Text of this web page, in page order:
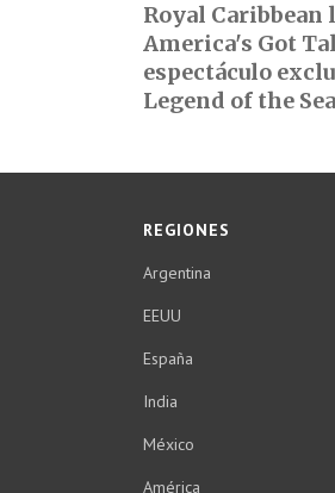
Royal Caribbean
America's Got
espectáculo
Legend of the
REGIONES
Argentina
EEUU
España
India
México
América